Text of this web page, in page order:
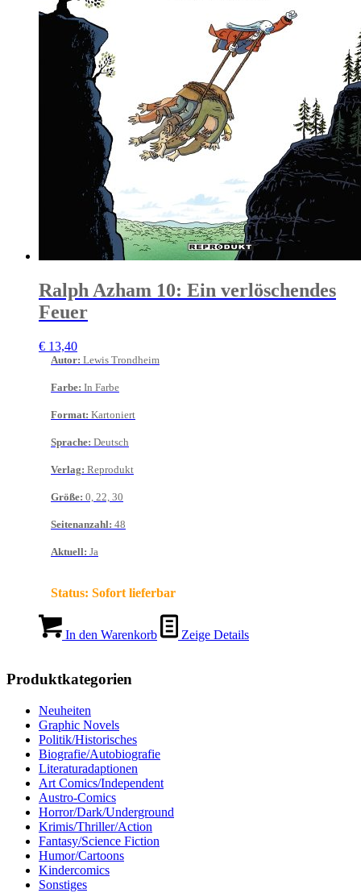
Ralph Azham 10: Ein verlöschendes
Feuer
€ 13,40
Autor: Lewis Trondheim
Farbe: In Farbe
Format: Kartoniert
Sprache: Deutsch
Verlag: Reprodukt
Größe: 0, 22, 30
Seitenanzahl: 48
Aktuell: Ja
Status: Sofort lieferbar
In den Warenkorb Zeige Details
Produktkategorien
Neuheiten
Graphic Novels
Politik/Historisches
Biografie/Autobiografie
Literaturadaptionen
Art Comics/Independent
Austro-Comics
Horror/Dark/Underground
Krimis/Thriller/Action
Fantasy/Science Fiction
Humor/Cartoons
Kindercomics
Sonstiges